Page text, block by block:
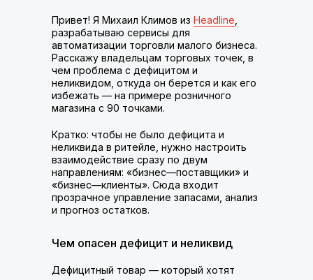
Чем опасен дефицит и неликвид
Привет! Я Михаил Климов из Headline
разрабатываю сервисы для
автоматизации торговли малого бизнеса.
Расскажу владельцам торговых точек, в
чем проблема с дефицитом и
неликвидом, откуда он берется и как его
избежать — на примере розничного
магазина с 90 точками.
Кратко: чтобы не было дефицита и
неликвида в ритейле, нужно настроить
взаимодействие сразу по двум
направлениям: «бизнес—поставщики» и
«бизнес—клиенты». Сюда входит
прозрачное управление запасами, анализ
и прогноз остатков.
Дефицитный товар — который хотят